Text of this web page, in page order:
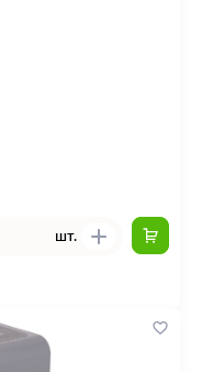
шт.